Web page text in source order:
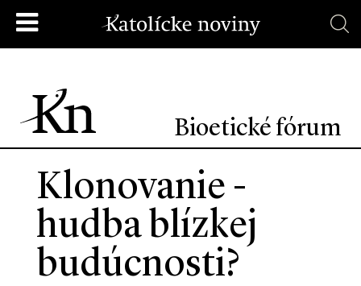
Bioetické fórum
Klonovanie -
hudba blízkej
budúcnosti?